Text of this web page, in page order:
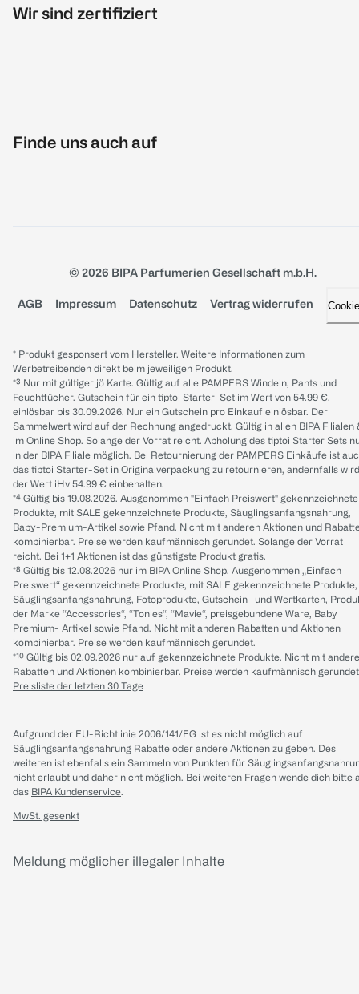
Wir sind zertifiziert
Finde uns auch auf
© 2026 BIPA Parfumerien Gesellschaft m.b.H.
AGB Impressum Datenschutz Vertrag widerrufen
* Produkt gesponsert vom Hersteller. Weitere Informationen zum
Werbetreibenden direkt beim jeweiligen Produkt.
*³ Nur mit gültiger jö Karte. Gültig auf alle PAMPERS Windeln, Pants und
Feuchttücher. Gutschein für ein tiptoi Starter-Set im Wert von 54.99 €,
einlösbar bis 30.09.2026. Nur ein Gutschein pro Einkauf einlösbar. Der
Sammelwert wird auf der Rechnung angedruckt. Gültig in allen BIPA Filialen
im Online Shop. Solange der Vorrat reicht. Abholung des tiptoi Starter Sets
in der BIPA Filiale möglich. Bei Retournierung der PAMPERS Einkäufe ist
das tiptoi Starter-Set in Originalverpackung zu retournieren, andernfalls wird
der Wert iHv 54.99 € einbehalten.
*⁴ Gültig bis 19.08.2026. Ausgenommen "Einfach Preiswert" gekennzeichnete
Produkte, mit SALE gekennzeichnete Produkte, Säuglingsanfangsnahrung,
Baby-Premium-Artikel sowie Pfand. Nicht mit anderen Aktionen und
kombinierbar. Preise werden kaufmännisch gerundet. Solange der Vorrat
reicht. Bei 1+1 Aktionen ist das günstigste Produkt gratis.
*⁸ Gültig bis 12.08.2026 nur im BIPA Online Shop. Ausgenommen „Einfach
Preiswert“ gekennzeichnete Produkte, mit SALE gekennzeichnete Produkte,
Säuglingsanfangsnahrung, Fotoprodukte, Gutschein- und Wertkarten,
der Marke “Accessories“, “Tonies“, “Mavie“, preisgebundene Ware, Baby
Premium- Artikel sowie Pfand. Nicht mit anderen Rabatten und Aktionen
kombinierbar. Preise werden kaufmännisch gerundet.
*¹⁰ Gültig bis 02.09.2026 nur auf gekennzeichnete Produkte. Nicht mit
Rabatten und Aktionen kombinierbar. Preise werden kaufmännisch
Preisliste der letzten 30 Tage
Aufgrund der EU-Richtlinie 2006/141/EG ist es nicht möglich auf
Säuglingsanfangsnahrung Rabatte oder andere Aktionen zu geben. Des
weiteren ist ebenfalls ein Sammeln von Punkten für
nicht erlaubt und daher nicht möglich. Bei weiteren Fragen wende dich bitte
das BIPA Kundenservice.
MwSt. gesenkt
Meldung möglicher illegaler Inhalte